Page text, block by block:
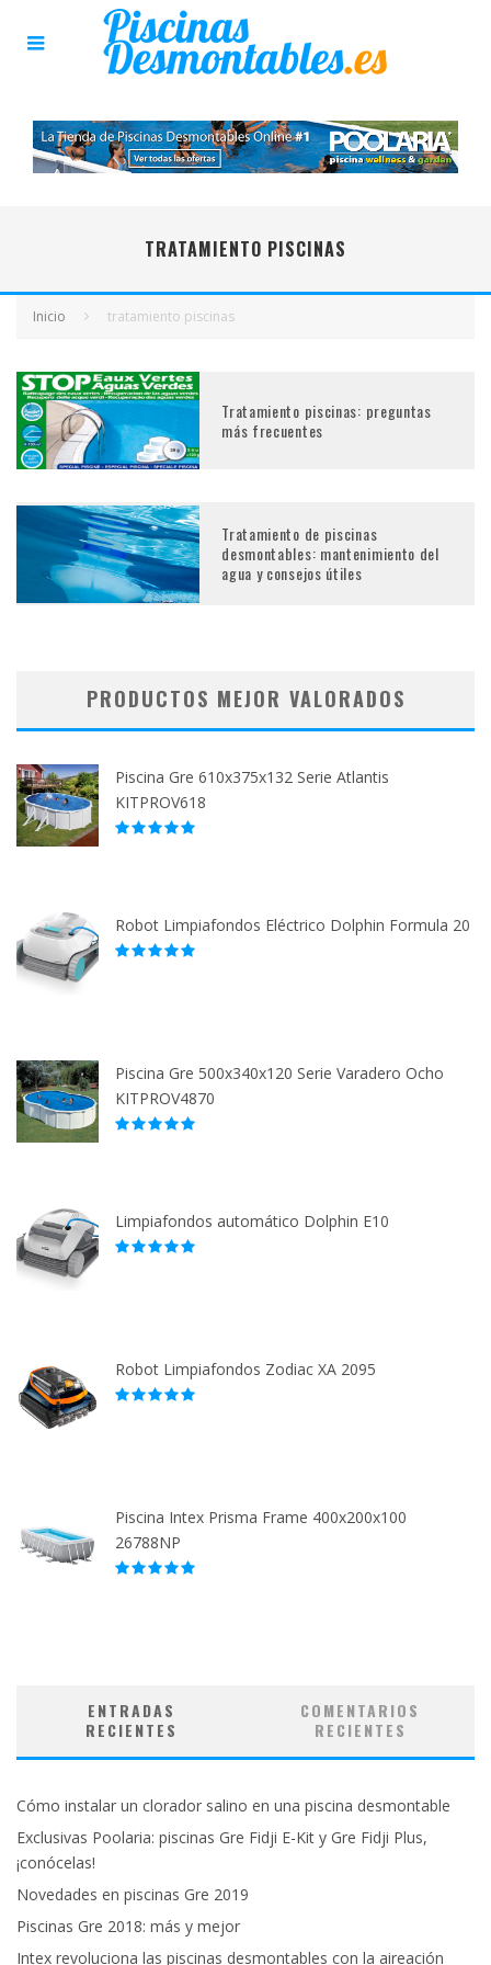
TRATAMIENTO PISCINAS
Inicio tratamiento piscinas
Tratamiento piscinas: preguntas
más frecuentes
Tratamiento de piscinas
desmontables: mantenimiento del
agua y consejos útiles
PRODUCTOS MEJOR VALORADOS
Piscina Gre 610x375x132 Serie Atlantis
KITPROV618
Robot Limpiafondos Eléctrico Dolphin Formula 20
Piscina Gre 500x340x120 Serie Varadero Ocho
KITPROV4870
Limpiafondos automático Dolphin E10
Robot Limpiafondos Zodiac XA 2095
Piscina Intex Prisma Frame 400x200x100
26788NP
ENTRADAS
RECIENTES
COMENTARIOS
RECIENTES
Cómo instalar un clorador salino en una piscina desmontable
Exclusivas Poolaria: piscinas Gre Fidji E-Kit y Gre Fidji Plus,
¡conócelas!
Novedades en piscinas Gre 2019
Piscinas Gre 2018: más y mejor
Intex revoluciona las piscinas desmontables con la aireación